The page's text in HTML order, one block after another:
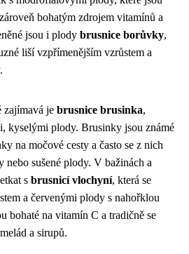
bohatým zdrojem vitamínů a
jsou i plody brusnice borůvky,
liší vzpřímenějším vzrůstem a
zajímavá je brusnice brusinka,
kyselými plody. Brusinky jsou známé
na močové cesty a často se z nich
sušené plody. V bažinách a
s brusnicí vlochyní, která se
a červenými plody s nahořklou
bohaté na vitamín C a tradičně se
a sirupů.